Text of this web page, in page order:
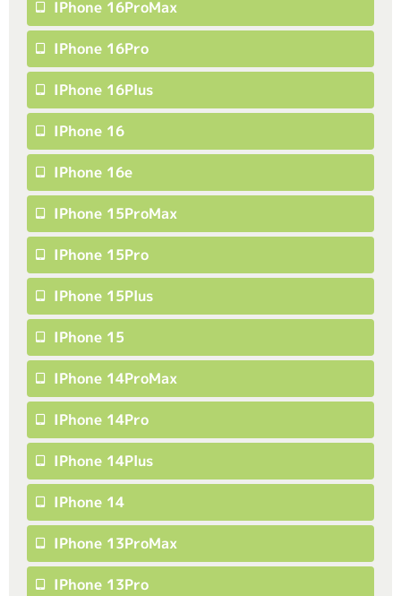
IPhone 16ProMax
IPhone 16Pro
IPhone 16Plus
IPhone 16
IPhone 16e
IPhone 15ProMax
IPhone 15Pro
IPhone 15Plus
IPhone 15
IPhone 14ProMax
IPhone 14Pro
IPhone 14Plus
IPhone 14
IPhone 13ProMax
IPhone 13Pro